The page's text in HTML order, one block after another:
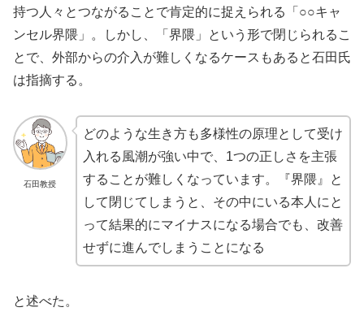
持つ人々とつながることで肯定的に捉えられる「○○キャ
ンセル界隈」。しかし、「界隈」という形で閉じられるこ
とで、外部からの介入が難しくなるケースもあると石田氏
は指摘する。
石田教授
どのような生き方も多様性の原理として受け
入れる風潮が強い中で、1つの正しさを主張
することが難しくなっています。『界隈』と
して閉じてしまうと、その中にいる本人にと
って結果的にマイナスになる場合でも、改善
せずに進んでしまうことになる
と述べた。